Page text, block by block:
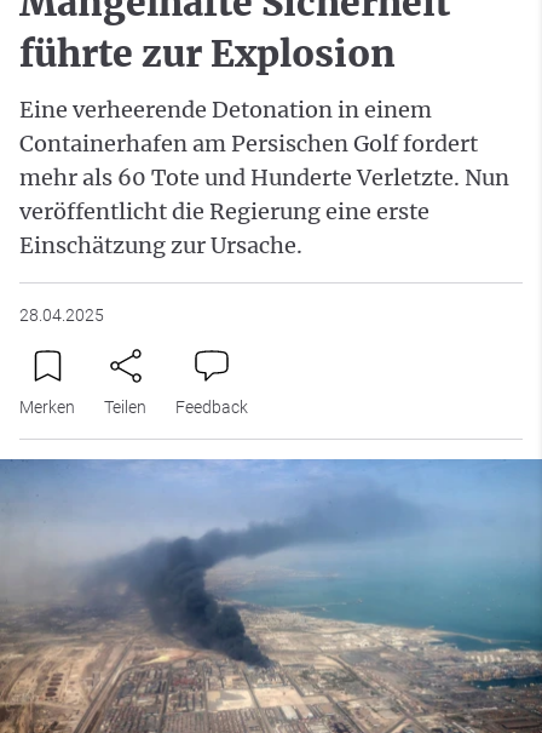
führte zur Explosion
Eine verheerende Detonation in einem
Containerhafen am Persischen Golf fordert
mehr als 60 Tote und Hunderte Verletzte. Nun
veröffentlicht die Regierung eine erste
Einschätzung zur Ursache.
28.04.2025
Merken Teilen Feedback